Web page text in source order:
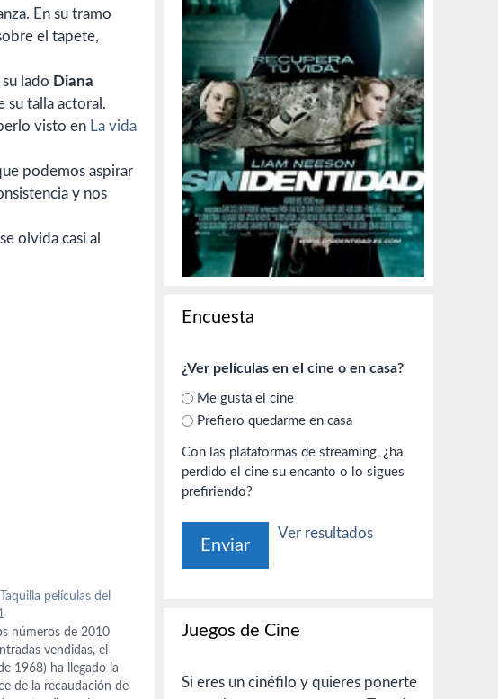
En su tramo
el tapete,
su lado Diana
su talla actoral.
visto en La vida
podemos aspirar
y nos
olvida casi al
películas del
números de 2010
vendidas, el
1968) ha llegado la
de la recaudación de
Encuesta
¿Ver películas en el cine o en casa?
Me gusta el cine
Prefiero quedarme en casa
Con las plataformas de streaming, ¿ha
perdido el cine su encanto o lo sigues
prefiriendo?
Ver resultados
Juegos de Cine
Si eres un cinéfilo y quieres ponerte